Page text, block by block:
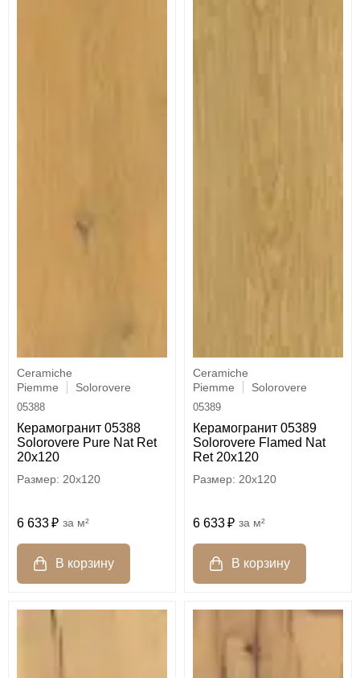
Ceramiche
Piemme
Solorovere
05388
Керамогранит 05388
Solorovere Pure Nat Ret
20x120
20x120
6 633 м²
Ceramiche
Piemme
Solorovere
05389
Керамогранит 05389
Solorovere Flamed Nat
Ret 20x120
20x120
6 633 м²